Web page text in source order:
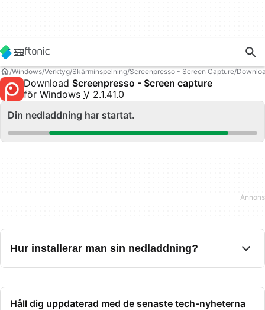
Windows Verktyg Skärminspelning Screenpresso - Screen Capture
Download Screenpresso - Screen capture
för Windows V 2.1.41.0
Din nedladdning har startat.
Hur installerar man sin nedladdning?
Håll dig uppdaterad med de senaste tech-nyheterna